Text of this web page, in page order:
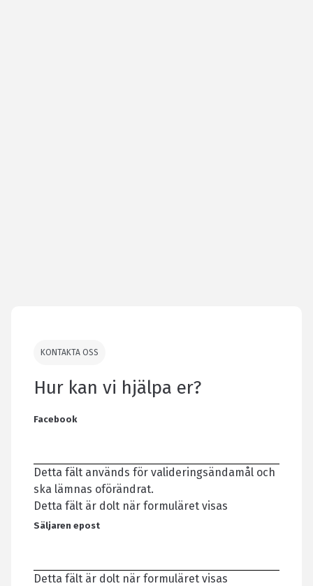
KONTAKTA OSS
Hur kan vi hjälpa er?
Facebook
Detta fält används för valideringsändamål och
ska lämnas oförändrat.
Detta fält är dolt när formuläret visas
Säljaren epost
Detta fält är dolt när formuläret visas